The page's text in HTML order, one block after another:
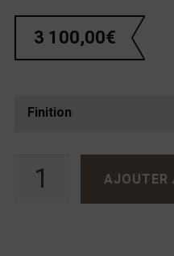
3 100,00€
Finition
AJOUTER